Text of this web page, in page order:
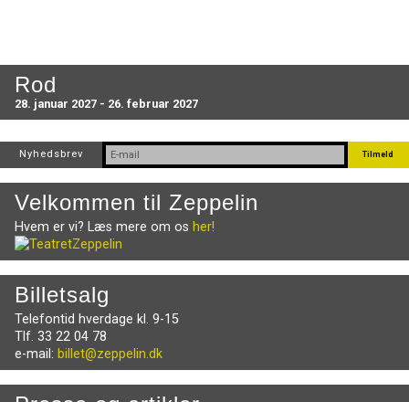
Rod
28. januar 2027 - 26. februar 2027
Nyhedsbrev
Velkommen til Zeppelin
Hvem er vi? Læs mere om os her!
Billetsalg
Telefontid hverdage kl. 9-15
Tlf. 33 22 04 78
e-mail: billet@zeppelin.dk